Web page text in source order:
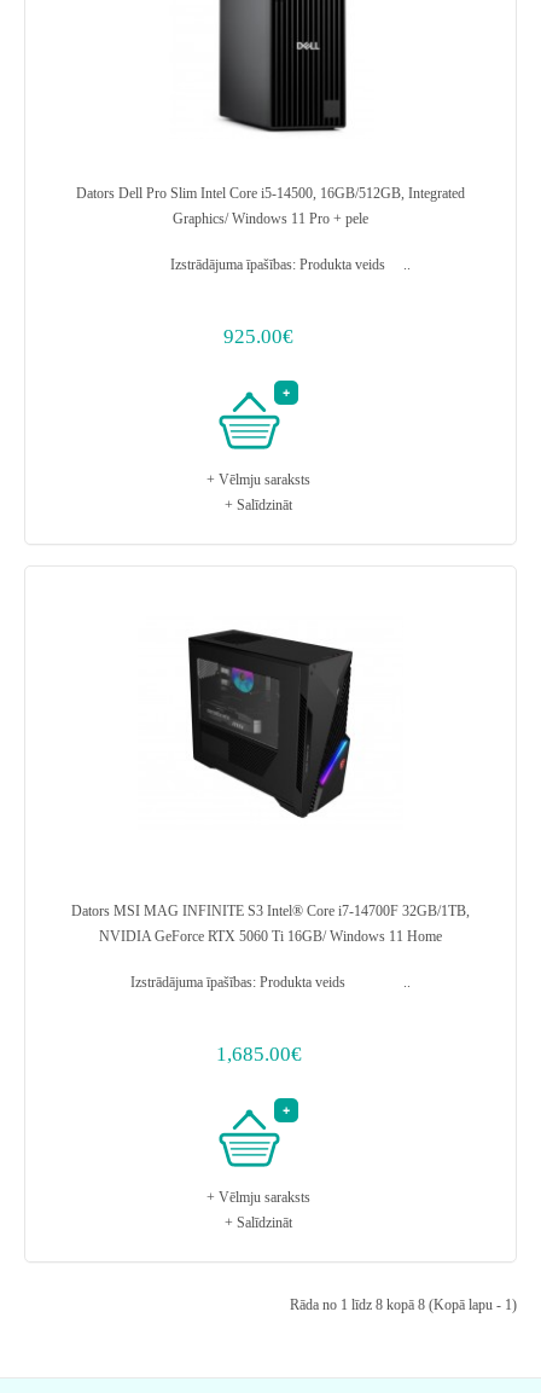
Dators Dell Pro Slim Intel Core i5-14500, 16GB/512GB, Integrated
Graphics/ Windows 11 Pro + pele
Izstrādājuma īpašības: Produkta veids ..
925.00€
+ Vēlmju saraksts
+ Salīdzināt
Dators MSI MAG INFINITE S3 Intel® Core i7-14700F 32GB/1TB,
NVIDIA GeForce RTX 5060 Ti 16GB/ Windows 11 Home
Izstrādājuma īpašības: Produkta veids ..
1,685.00€
+ Vēlmju saraksts
+ Salīdzināt
Rāda no 1 līdz 8 kopā 8 (Kopā lapu - 1)